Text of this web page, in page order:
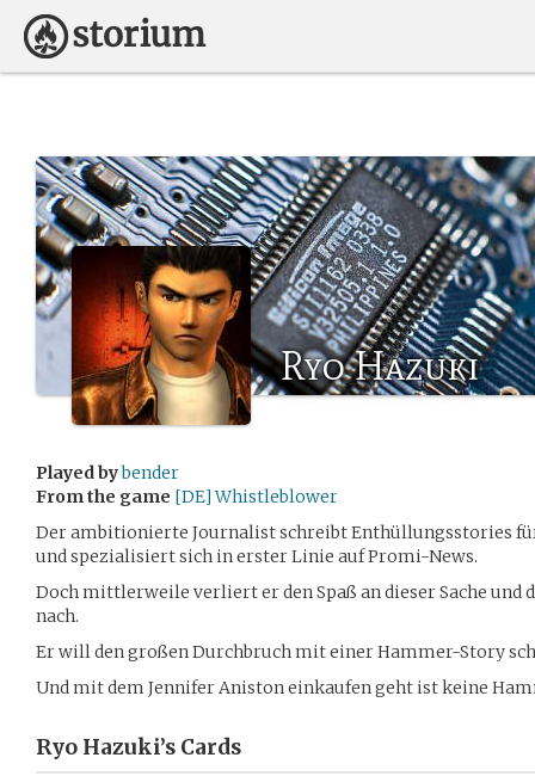
Ryo Hazuki
Played bybender
From the game [DE] Whistleblower
Der ambitionierte Journalist schreibt Enthüllungsstories für
und spezialisiert sich in erster Linie auf Promi-News.
Doch mittlerweile verliert er den Spaß an dieser Sache und
nach.
Er will den großen Durchbruch mit einer Hammer-Story
Und mit dem Jennifer Aniston einkaufen geht ist keine
Ryo Hazuki’s Cards